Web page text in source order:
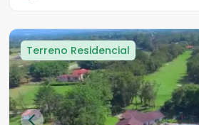
Terreno Residencial